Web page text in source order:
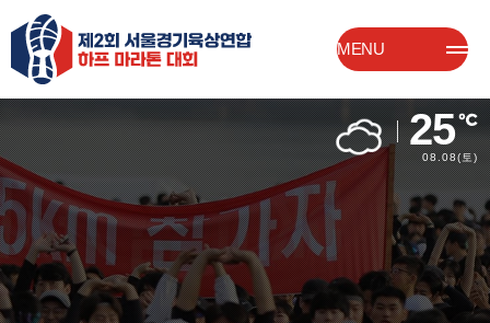
MENU
25
08.08(토)